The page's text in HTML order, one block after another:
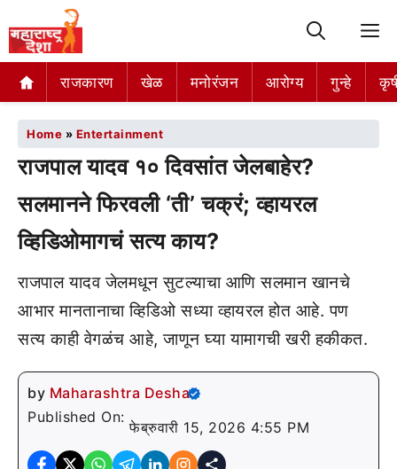
राजकारण खेळ मनोरंजन आरोग्य गुन्हे
Home » Entertainment
राजपाल यादव १० दिवसांत जेलबाहेर?
सलमानने फिरवली ‘ती’ चक्रं; व्हायरल
व्हिडिओमागचं सत्य काय?
राजपाल यादव जेलमधून सुटल्याचा आणि सलमान खानचे
आभार मानतानाचा व्हिडिओ सध्या व्हायरल होत आहे. पण
सत्य काही वेगळंच आहे, जाणून घ्या यामागची खरी हकीकत.
by Maharashtra Desha
Published On:
फेब्रुवारी 15, 2026 4:55 PM